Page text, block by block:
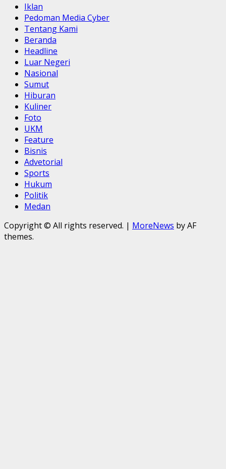
Iklan
Pedoman Media Cyber
Tentang Kami
Beranda
Headline
Luar Negeri
Nasional
Sumut
Hiburan
Kuliner
Foto
UKM
Feature
Bisnis
Advetorial
Sports
Hukum
Politik
Medan
Copyright © All rights reserved. | MoreNews by AF
themes.